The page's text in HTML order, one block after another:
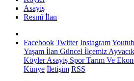
Asayiş
Resmî İlan
Facebook Twitter Instagram
Yaşam İlan Güncel İlçemiz
KöylerAsayiş SporTarım Ve
Künye İletişim RSS